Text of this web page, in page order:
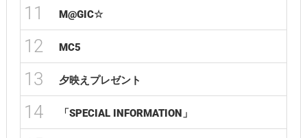
11 M@GIC☆
12 MC5
13 夕映えプレゼント
14 「SPECIAL INFORMATION」